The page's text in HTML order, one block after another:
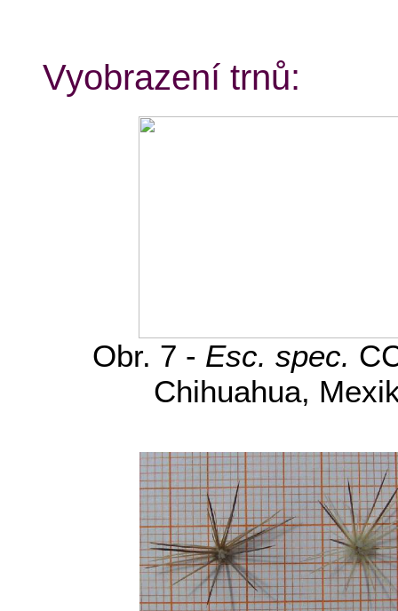
Vyobrazení trnů:
Obr. 7 - Esc. spec.
Chihuahua,